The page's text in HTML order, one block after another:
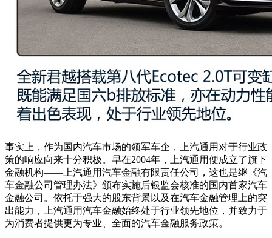
事实上，作为国内汽车市场的领军车企，上汽通用对于行业政
策的响应向来十分积极。早在2004年，上汽通用便成立了旗下
金融机构——上汽通用汽车金融有限责任公司，这也是继《汽
车金融公司管理办法》颁布实施后银监会核准的国内首家汽车
金融公司。依托于强大的股东背景以及在汽车金融管理上的突
出能力，上汽通用汽车金融始终处于行业领先地位，并致力于
为消费者提供更为专业、全面的汽车金融服务政策。